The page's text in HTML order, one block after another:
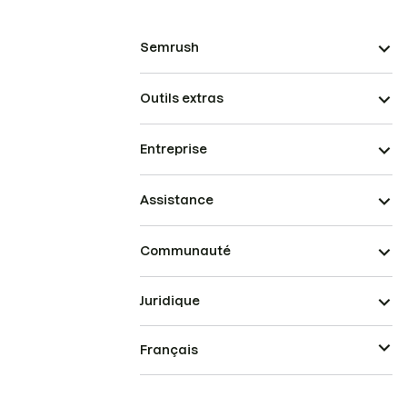
Semrush
Outils extras
Entreprise
Assistance
Communauté
Juridique
Français